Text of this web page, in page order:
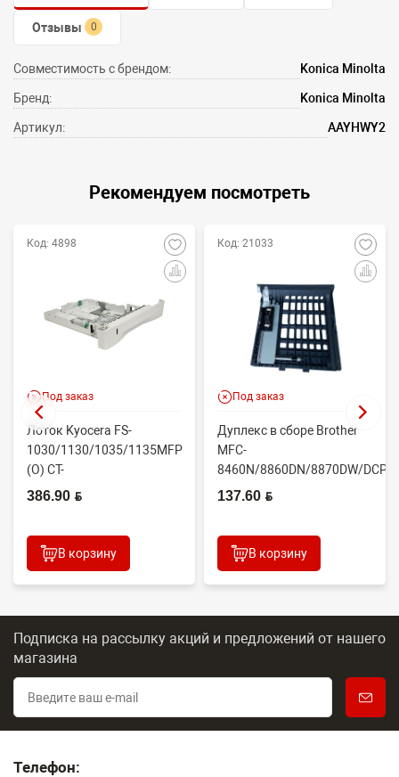
Отзывы 0
Совместимость с брендом: Konica Minolta
Бренд: Konica Minolta
Артикул: AAYHWY2
Рекомендуем посмотреть
Код: 4898
Под заказ
Лоток Kyocera FS-
1030/1130/1035/1135MFP
(O) CT-
1130/302MH93040/2MH93040
386.90 BYN
В корзину
Код: 21033
Под заказ
Дуплекс в сборе Brother
MFC-
8460N/8860DN/8870DW/
5240 (O) LU7503001/...
137.60 BYN
В корзину
Подписка на рассылку акций и предложений от нашего
магазина
Телефон: